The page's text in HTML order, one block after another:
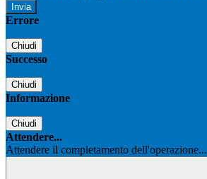
Errore
Chiudi
Successo
Chiudi
Informazione
Chiudi
Attendere...
Attendere il completamento dell'operazione...